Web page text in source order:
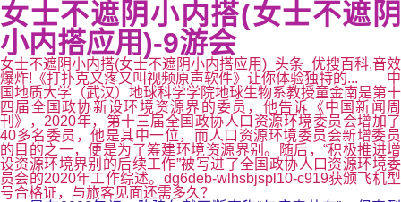
女士不遮阴小内搭(女士不遮阴
小内搭应用)-9游会
女士不遮阴小内搭(女士不遮阴小内搭应用)_头条_优搜百科,音效
爆炸!《打扑克又疼又叫视频原声软件》让你体验独特的... 中
国地质大学（武汉）地球科学学院地球生物系教授童金南是第十
四届全国政协新设环境资源界的委员，他告诉《中国新闻周
刊》，2020年，第十三届全国政协人口资源环境委员会增加了
40多名委员，他是其中一位，而人口资源环境委员会新增委员
的目的之一，便是为了筹建环境资源界别。随后，“积极推进增
设资源环境界别的后续工作”被写进了全国政协人口资源环境委
员会的2020年工作综述。dg6deb-wlhsbjspl10-c919获颁飞机型
号合格证，与旅客见面还需多久？